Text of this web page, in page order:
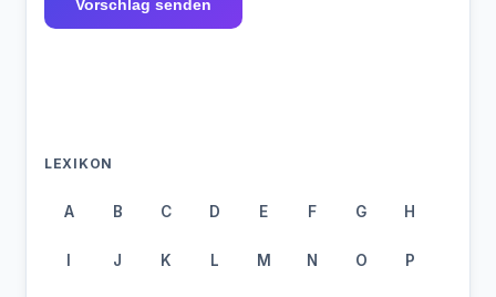
Vorschlag senden
LEXIKON
A B C D E F G H
I J K L M N O P